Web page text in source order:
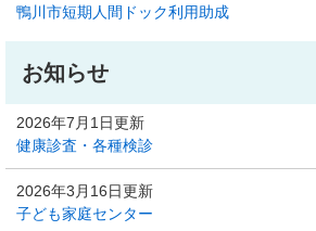
鴨川市短期人間ドック利用助成
お知らせ
2026年7月1日更新
健康診査・各種検診
2026年3月16日更新
子ども家庭センター